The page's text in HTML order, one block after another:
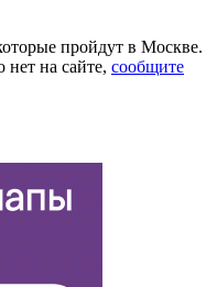
пройдут в Москве.
нет на сайте, сообщите